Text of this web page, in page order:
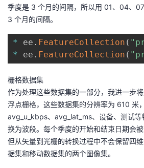
季度是 3 个月的间隔，所以用 01、04、
3 个月的间隔。
* ee . FeatureCollection (
*
ee . FeatureCollection (
栅格数据集
作为处理这些数据集的一部分，我进一步
浮点栅格，这些数据集的分辨率为 610 米
avg_u_kbps、avg_lat_ms、设备、测试
换为波段。每个季度的开始和结束日期会被
但从矢量到光栅的转换过程中不会保留四
据集和移动数据集的两个图像集。